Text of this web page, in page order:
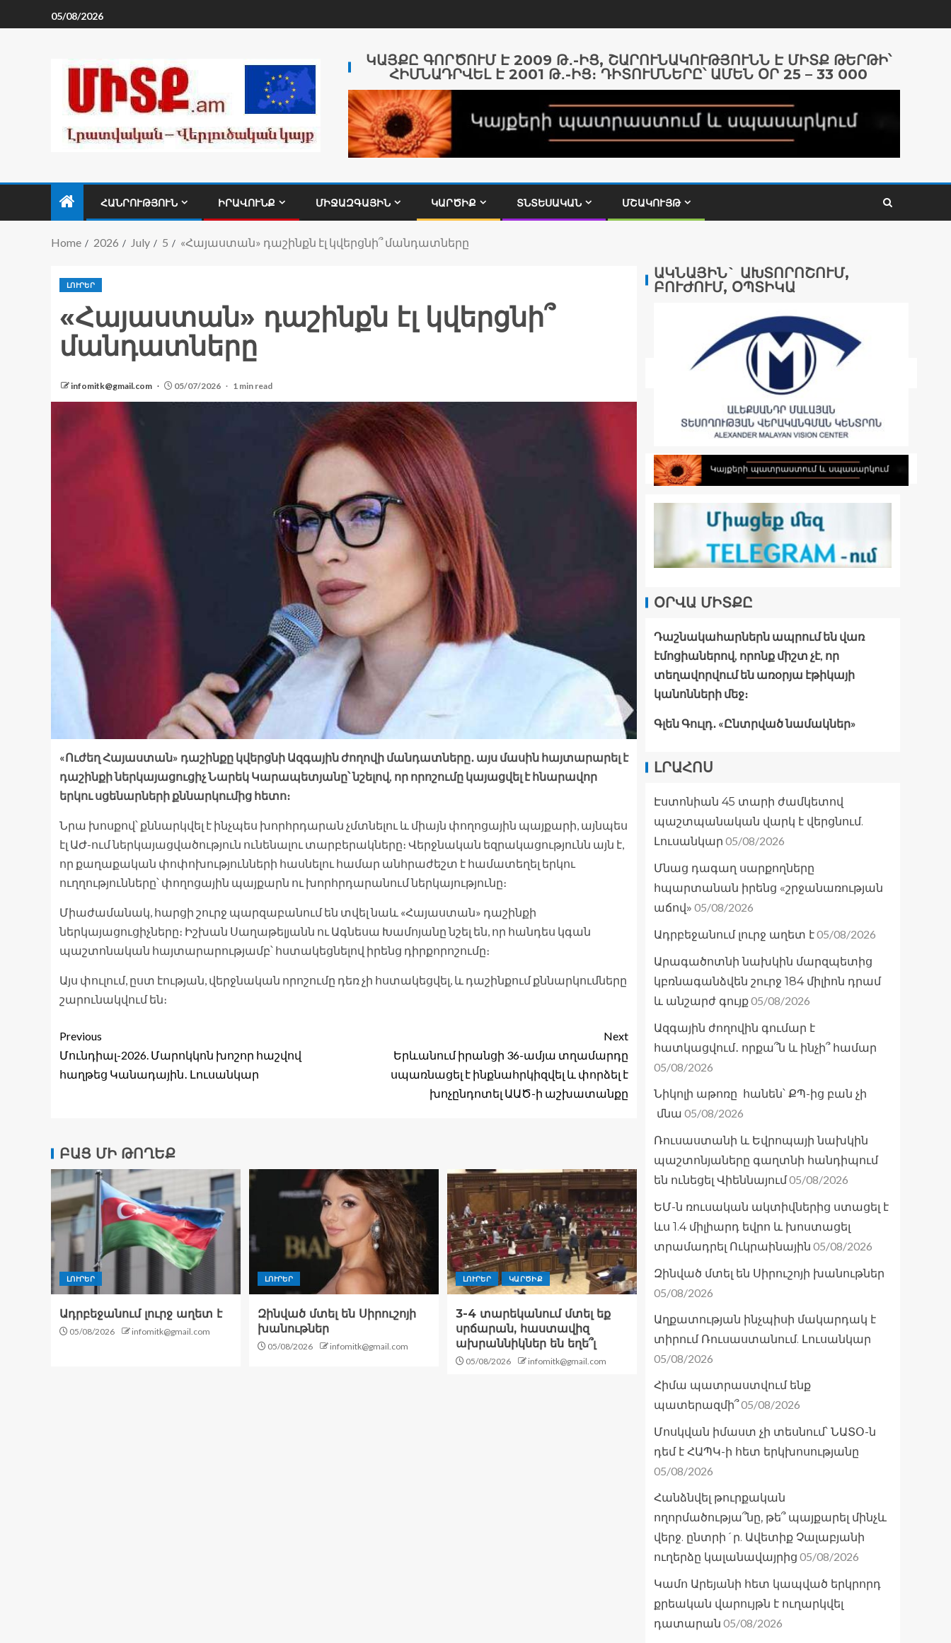
05/08/2026
ԿԱՅՔԸ ԳՈՐԾՈՒՄ Է 2009 Թ․-ԻՑ, ՇԱՐՈՒՆԱԿՈՒԹՅՈՒՆՆ Է ՄԻՏՔ ԹԵՐԹԻ՝
ՀԻՄՆԱԴՐՎԵԼ Է 2001 Թ․-ԻՑ։ ԴԻՏՈՒՄՆԵՐԸ՝ ԱՄԵՆ ՕՐ 25 – 33 000
ՀԱՆՐՈՒԹՅՈՒՆ ԻՐԱՎՈՒՆՔ ՄԻՋԱԶԳԱՅԻՆ ԿԱՐԾԻՔ ՏՆՏԵՍԱԿԱՆ ՄՇԱԿՈՒՅԹ
Home 2026 July 5 «Հայաստան» դաշինքն էլ կվերցնի՞ մանդատները
ԼՈՒՐԵՐ
«Հայաստան» դաշինքն էլ կվերցնի՞
մանդատները
infomitk@gmail.com 05/07/2026 1 min read
«Ուժեղ Հայաստան» դաշինքը կվերցնի Ազգային ժողովի մանդատները․ այս մասին հայտարարել է
դաշինքի ներկայացուցիչ Նարեկ Կարապետյանը՝ նշելով, որ որոշումը կայացվել է հնարավոր
երկու սցենարների քննարկումից հետո։
Նրա խոսքով՝ քննարկվել է ինչպես խորհրդարան չմտնելու և միայն փողոցային պայքարի, այնպես
էլ ԱԺ-ում ներկայացվածություն ունենալու տարբերակները։ Վերջնական եզրակացությունն այն է,
որ քաղաքական փոփոխությունների հասնելու համար անհրաժեշտ է համատեղել երկու
ուղղությունները՝ փողոցային պայքարն ու խորհրդարանում ներկայությունը։
Միաժամանակ, հարցի շուրջ պարզաբանում են տվել նաև «Հայաստան» դաշինքի
ներկայացուցիչները։ Իշխան Սաղաթելյանն ու Ագնեսա Խամոյանը նշել են, որ հանդես կգան
պաշտոնական հայտարարությամբ՝ հստակեցնելով իրենց դիրքորոշումը։
Այս փուլում, ըստ էության, վերջնական որոշումը դեռ չի հստակեցվել, և դաշինքում քննարկումները
շարունակվում են։
Previous
Մունդիալ-2026. Մարոկկոն խոշոր հաշվով
հաղթեց Կանադային․ Լուսանկար
Next
Երևանում իրանցի 36-ամյա տղամարդը
սպառնացել է ինքնահրկիզվել և փորձել է
խոչընդոտել ԱԱԾ-ի աշխատանքը
ԲԱՑ ՄԻ ԹՈՂԵՔ
ԼՈՒՐԵՐ
Ադրբեջանում լուրջ աղետ է
05/08/2026 infomitk@gmail.com
ԼՈՒՐԵՐ
Զինված մտել են Սիրուշոյի
խանութներ
05/08/2026 infomitk@gmail.com
ԼՈՒՐԵՐ ԿԱՐԾԻՔ
3-4 տարեկանում մտել եք
սրճարան, հաստավիզ
ախրաննիկներ են եղե՞լ
05/08/2026 infomitk@gmail.com
ԱԿՆԱՅԻՆ` ԱԽՏՈՐՈՇՈՒՄ,
ԲՈՒԺՈՒՄ, ՕՊՏԻԿԱ
ՕՐՎԱ ՄԻՏՔԸ
Դաշնակահարներն ապրում են վառ
էմոցիաներով, որոնք միշտ չէ, որ
տեղավորվում են առօրյա էթիկայի
կանոնների մեջ։
Գլեն Գուլդ․ «Ընտրված նամակներ»
ԼՐԱՀՈՍ
Էստոնիան 45 տարի ժամկետով
պաշտպանական վարկ է վերցնում.
Լուսանկար 05/08/2026
Մնաց դագաղ սարքողները
հպարտանան իրենց «շրջանառության
աճով» 05/08/2026
Ադրբեջանում լուրջ աղետ է05/08/2026
Արագածոտնի նախկին մարզպետից
կբռնագանձվեն շուրջ 184 միլիոն դրամ
և անշարժ գույք05/08/2026
Ազգային ժողովին գումար է
հատկացվում․ որքա՞ն և ինչի՞ համար
05/08/2026
Նիկոլի աթոռը հանեն՝ ՔՊ-ից բան չի
մնա 05/08/2026
Ռուսաստանի և Եվրոպայի նախկին
պաշտոնյաները գաղտնի հանդիպում
են ունեցել Վիեննայում05/08/2026
ԵՄ-ն ռուսական ակտիվներից ստացել է
ևս 1.4 միլիարդ եվրո և խոստացել
տրամադրել Ուկրաինային 05/08/2026
Զինված մտել են Սիրուշոյի խանութներ
05/08/2026
Աղքատության ինչպիսի մակարդակ է
տիրում Ռուսաստանում. Լուսանկար
05/08/2026
Հիմա պատրաստվում ենք
պատերազմի՞05/08/2026
Մոսկվան իմաստ չի տեսնում՝ ՆԱՏՕ-ն
դեմ է ՀԱՊԿ-ի հետ երկխոսությանը
05/08/2026
Հանձնվել թուրքական
ողորմածությա՞նը, թե՞ պայքարել մինչև
վերջ. ընտրի´ր. Ավետիք Չալաբյանի
ուղերձը կալանավայրից 05/08/2026
Կամո Արեյանի հետ կապված երկրորդ
քրեական վարույթն է ուղարկվել
դատարան 05/08/2026